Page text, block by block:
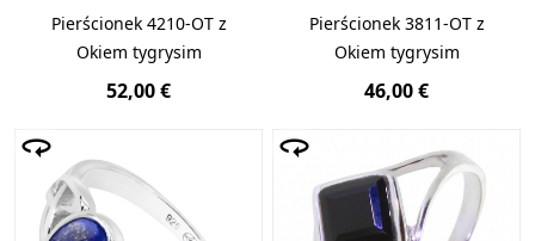
Pierścionek 4210-OT z
Okiem tygrysim
52,00 €
Pierścionek 3811-OT z
Okiem tygrysim
46,00 €